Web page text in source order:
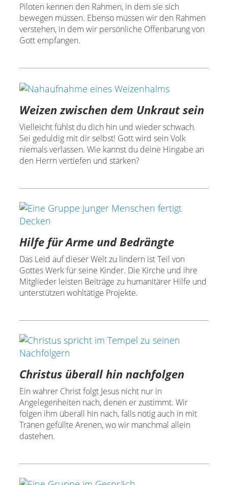
Piloten kennen den Rahmen, in dem sie sich
bewegen müssen. Ebenso müssen wir den Rahmen
verstehen, in dem wir persönliche Offenbarung von
Gott empfangen.
Weizen zwischen dem Unkraut sein
Vielleicht fühlst du dich hin und wieder schwach.
Sei geduldig mit dir selbst! Gott wird sein Volk
niemals verlassen. Wie kannst du deine Hingabe an
den Herrn vertiefen und stärken?
Hilfe für Arme und Bedrängte
Das Leid auf dieser Welt zu lindern ist Teil von
Gottes Werk für seine Kinder. Die Kirche und ihre
Mitglieder leisten Beiträge zu humanitärer Hilfe und
unterstützen wohltätige Projekte.
Christus überall hin nachfolgen
Ein wahrer Christ folgt Jesus nicht nur in
Angelegenheiten nach, denen er zustimmt. Wir
folgen ihm überall hin nach, falls nötig auch in mit
Tränen gefüllte Arenen, wo wir manchmal allein
dastehen.